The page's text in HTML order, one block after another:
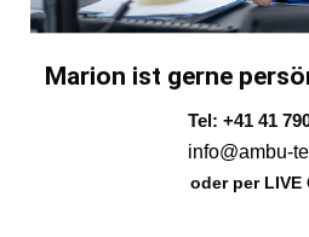
Marion ist gerne
Tel: +41 41
info@ambu-
oder per LIVE